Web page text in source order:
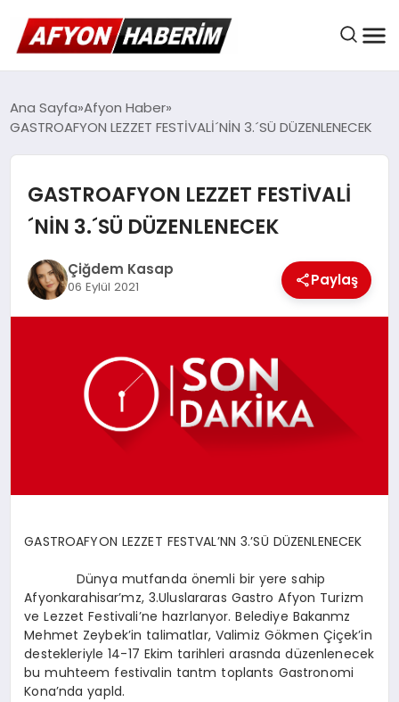
AFYON HABER
BELEDIYELER
EKONOMI
TEKNOLOJI
Ana Sayfa Afyon Haber
GASTROAFYON LEZZET FESTİVALİ´NİN 3.´SÜ DÜZENLENECEK
GASTROAFYON LEZZET FESTİVALİ
´NİN 3.´SÜ DÜZENLENECEK
Çiğdem Kasap
06 Eylül 2021 Paylaş
GASTROAFYON LEZZET FESTVAL’NN 3.’SÜ DÜZENLENECEK
Dünya mutfanda önemli bir yere sahip
Afyonkarahisar’mz, 3.Uluslararas Gastro Afyon Turizm
ve Lezzet Festivali’ne hazrlanyor. Belediye Bakanmz
Mehmet Zeybek’in talimatlar, Valimiz Gökmen Çiçek’in
destekleriyle 14-17 Ekim tarihleri arasnda düzenlenecek
bu muhteem festivalin tantm toplants Gastronomi
Kona’nda yapld.